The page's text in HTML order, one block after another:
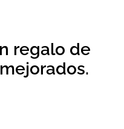
regalo de